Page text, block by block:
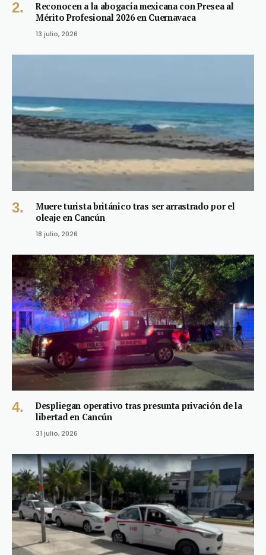
Reconocen a la abogacía mexicana con Presea al
Mérito Profesional 2026 en Cuernavaca
13 julio, 2026
Muere turista británico tras ser arrastrado por el
oleaje en Cancún
18 julio, 2026
Despliegan operativo tras presunta privación de la
libertad en Cancún
31 julio, 2026